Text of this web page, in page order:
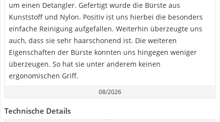
um einen Detangler. Gefertigt wurde die Bürste aus
Kunststoff und Nylon. Positiv ist uns hierbei die besonders
einfache Reinigung aufgefallen. Weiterhin überzeugte uns
auch, dass sie sehr haarschonend ist. Die weiteren
Eigenschaften der Bürste konnten uns hingegen weniger
überzeugen. So hat sie unter anderem keinen
ergonomischen Griff.
08/2026
Technische Details